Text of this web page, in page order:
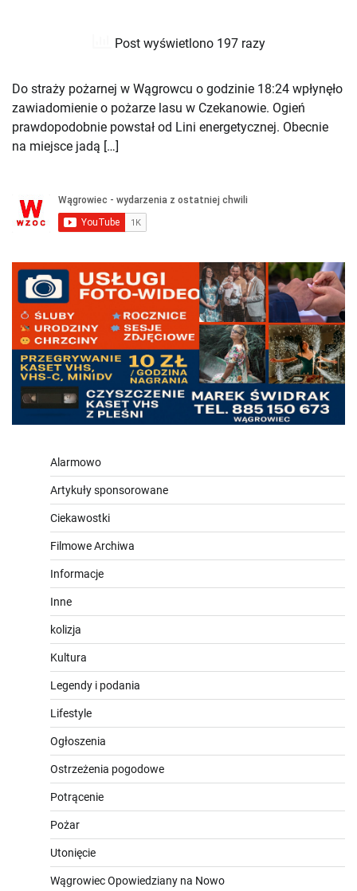
Post wyświetlono 197 razy
Do straży pożarnej w Wągrowcu o godzinie 18:24 wpłynęło
zawiadomienie o pożarze lasu w Czekanowie. Ogień
prawdopodobnie powstał od Lini energetycznej. Obecnie
na miejsce jadą […]
Alarmowo
Artykuły sponsorowane
Ciekawostki
Filmowe Archiwa
Informacje
Inne
kolizja
Kultura
Legendy i podania
Lifestyle
Ogłoszenia
Ostrzeżenia pogodowe
Potrącenie
Pożar
Utonięcie
Wągrowiec Opowiedziany na Nowo